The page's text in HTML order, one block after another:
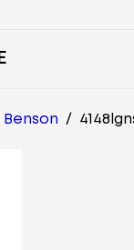
Benson /